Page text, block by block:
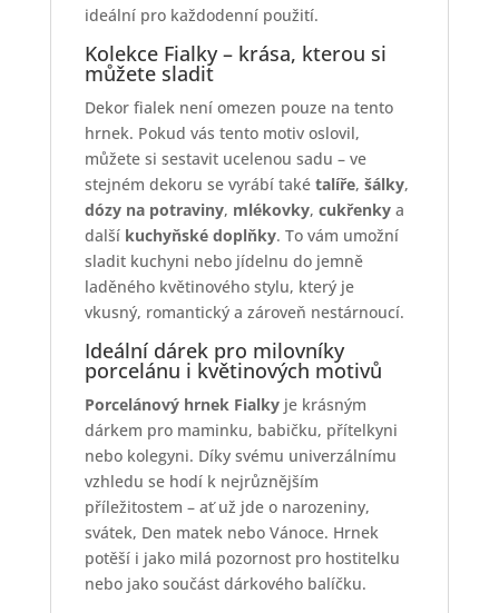
ideální pro každodenní použití.
Kolekce Fialky – krása, kterou si
můžete sladit
Dekor fialek není omezen pouze na tento
hrnek. Pokud vás tento motiv oslovil,
můžete si sestavit ucelenou sadu – ve
stejném dekoru se vyrábí také talíře, šálky,
dózy na potraviny, mlékovky, cukřenkya
další kuchyňské doplňky. To vám umožní
sladit kuchyni nebo jídelnu do jemně
laděného květinového stylu, který je
vkusný, romantický a zároveň nestárnoucí.
Ideální dárek pro milovníky
porcelánu i květinových motivů
Porcelánový hrnek Fialkyje krásným
dárkem pro maminku, babičku, přítelkyni
nebo kolegyni. Díky svému univerzálnímu
vzhledu se hodí k nejrůznějším
příležitostem – ať už jde o narozeniny,
svátek, Den matek nebo Vánoce. Hrnek
potěší i jako milá pozornost pro hostitelku
nebo jako součást dárkového balíčku.